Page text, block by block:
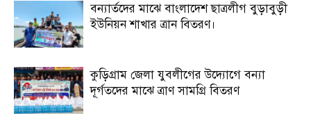
বন্যার্তদের মাঝে বাংলাদেশ ছাত্রলীগ বুড়াবুড়ী
ইউনিয়ন শাখার ত্রান বিতরণ।
কুড়িগ্রাম জেলা যুবলীগের উদ্যোগে বন্যা
দূর্গতদের মাঝে ত্রাণ সামগ্রি বিতরণ